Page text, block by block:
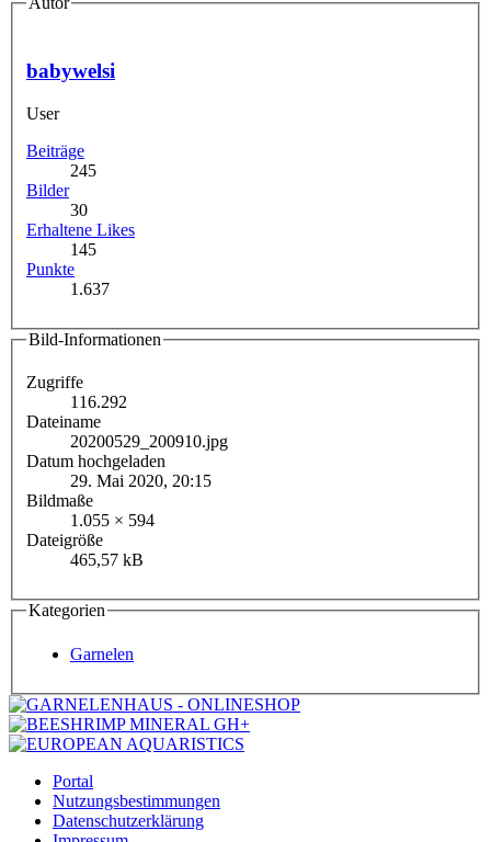
babywelsi
User
Beiträge
245
Bilder
30
Erhaltene Likes
145
Punkte
1.637
Bild-Informationen
Zugriffe
116.292
Dateiname
20200529_200910.jpg
Datum hochgeladen
29. Mai 2020, 20:15
Bildmaße
1.055 × 594
Dateigröße
465,57 kB
Kategorien
Garnelen
Portal
Nutzungsbestimmungen
Datenschutzerklärung